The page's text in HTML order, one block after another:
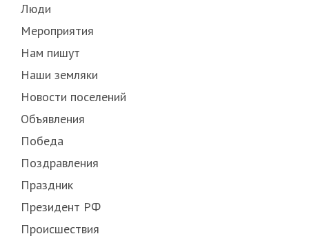
Люди
Мероприятия
Нам пишут
Наши земляки
Новости поселений
Объявления
Победа
Поздравления
Праздник
Президент РФ
Происшествия